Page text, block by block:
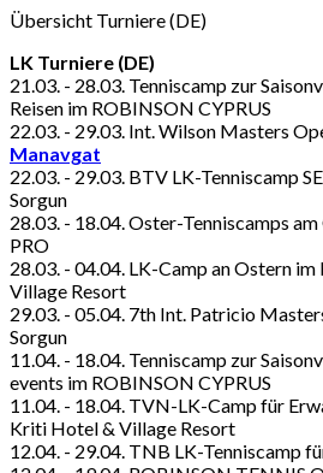
Übersicht Turniere (DE)
LK Turniere (DE)
21.03. - 28.03. Tenniscamp zur
Reisen im ROBINSON CYPRUS
22.03. - 29.03. Int. Wilson Masters
Manavgat
22.03. - 29.03. BTV LK-Tenniscamp
Sorgun
28.03. - 18.04. Oster-Tenniscamps
PRO
28.03. - 04.04. LK-Camp an Ostern
Village Resort
29.03. - 05.04. 7th Int. Patricio
Sorgun
11.04. - 18.04. Tenniscamp zur
events im ROBINSON CYPRUS
11.04. - 18.04. TVN-LK-Camp für
Kriti Hotel & Village Resort
12.04. - 29.04. TNB LK-Tenniscamp